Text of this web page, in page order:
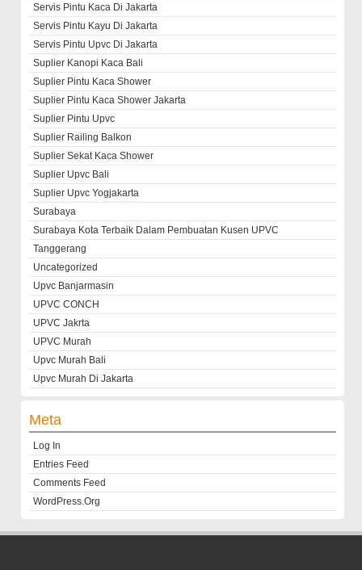
Servis Pintu Kaca Di Jakarta
Servis Pintu Kayu Di Jakarta
Servis Pintu Upvc Di Jakarta
Suplier Kanopi Kaca Bali
Suplier Pintu Kaca Shower
Suplier Pintu Kaca Shower Jakarta
Suplier Pintu Upvc
Suplier Railing Balkon
Suplier Sekat Kaca Shower
Suplier Upvc Bali
Suplier Upvc Yogjakarta
Surabaya
Surabaya Kota Terbaik Dalam Pembuatan Kusen UPVC
Tanggerang
Uncategorized
Upvc Banjarmasin
UPVC CONCH
UPVC Jakrta
UPVC Murah
Upvc Murah Bali
Upvc Murah Di Jakarta
Meta
Log In
Entries Feed
Comments Feed
WordPress.org